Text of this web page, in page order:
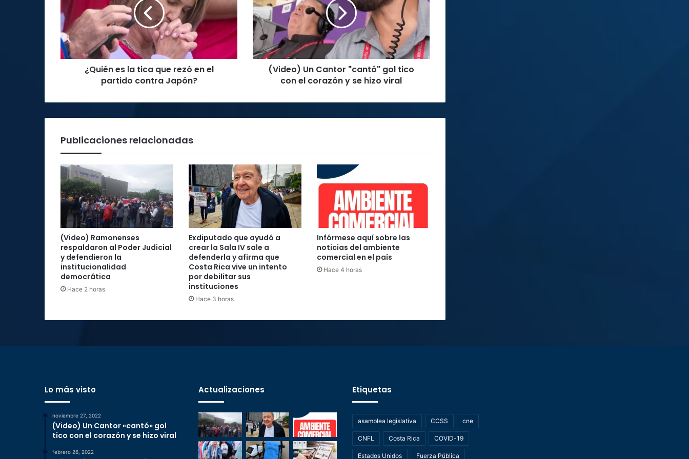
que
rezó
en
el
partido
¿Quién es la tica que rezó en el
partido contra Japón?
"cantó"
gol
tico
con
el
corazón
viral
(Video) Un Cantor "cantó" gol tico
con el corazón y se hizo viral
Publicaciones relacionadas
(Video) Ramonenses
respaldaron al Poder Judicial
y defendieron la
institucionalidad
democrática
Hace 2 horas
Exdiputado que ayudó a
crear la Sala IV sale a
defenderla y afirma que
Costa Rica vive un intento
por debilitar sus
instituciones
Hace 3 horas
Infórmese aquí sobre las
noticias del ambiente
comercial en el país
Hace 4 horas
Lo más visto
noviembre 27, 2022
(Video) Un Cantor «cantó» gol
tico con el corazón y se hizo viral
febrero 26, 2022
Actualizaciones Etiquetas
asamblea legislativa CCSS cne
CNFL Costa Rica COVID-19
Estados Unidos Fuerza Pública